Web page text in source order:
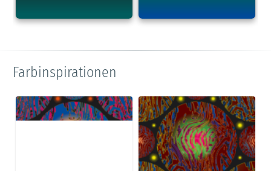
Farbinspirationen